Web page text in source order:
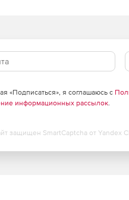
«Подписаться», я соглашаюсь с
информационных рассылок.
защищен SmartCaptcha от Yandex